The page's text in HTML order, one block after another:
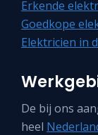
Erkende
Goedkope
Elektricien in
De bij ons
heel